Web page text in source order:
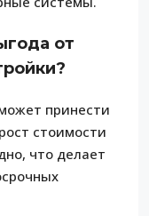
от
принести
стоимости
что делает